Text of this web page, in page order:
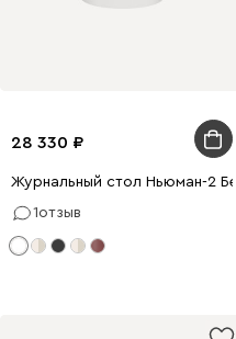
28 330
Журнальный стол Ньюман-2
1отзыв